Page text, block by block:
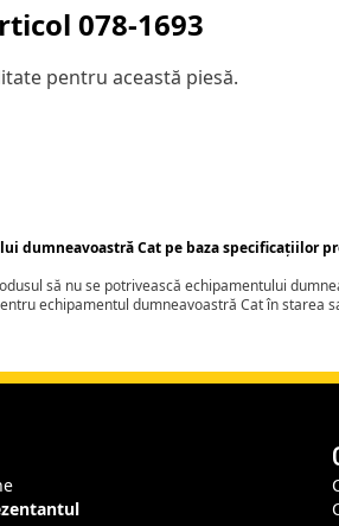
078-1693
pentru această piesă.
dumneavoastră Cat pe baza specificațiilor
să nu se potrivească echipamentului
echipamentul dumneavoastră Cat în starea